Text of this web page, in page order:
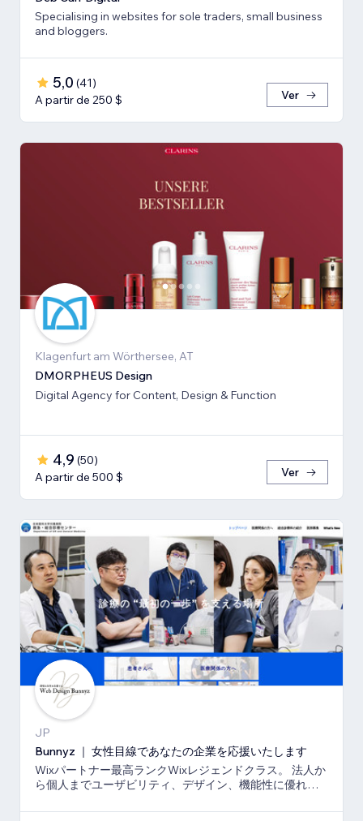
Specialising in websites for sole traders, small business
and bloggers.
5,0 (41)
A partir de 250 $
Ver
Klagenfurt am Wörthersee, AT
DMORPHEUS Design
Digital Agency for Content, Design & Function
4,9 (50)
A partir de 500 $
Ver
JP
Bunnyz ｜ 女性目線であなたの企業を応援いたします
Wixパートナー最高ランクWixレジェンドクラス。 法人か
ら個人までユーザビリティ、デザイン、機能性に優れた